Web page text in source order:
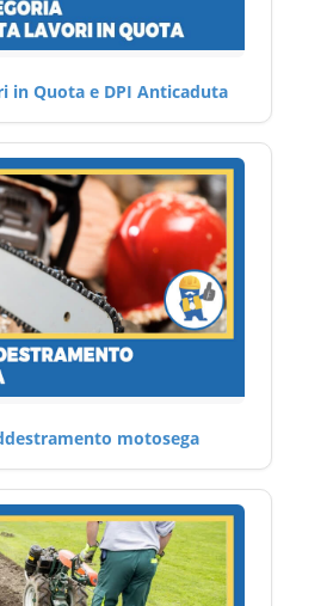
in Quota e DPI Anticaduta
motosega